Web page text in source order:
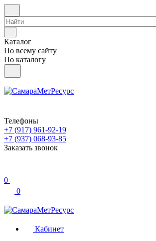
Каталог
По всему сайту
По каталогу
Телефоны
+7 (917) 961-92-19
+7 (937) 068-93-85
Заказать звонок
0
0
Кабинет